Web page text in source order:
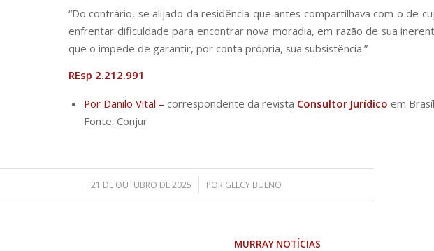
“Do contrário, se alijado da residência que antes compartilhava com o de
enfrentar dificuldade para encontrar nova moradia, em razão de sua
que o impede de garantir, por conta própria, sua subsistência.”
REsp 2.212.991
Por Danilo Vital – correspondente da revista Consultor Jurídico em
Fonte: Conjur
21 DE OUTUBRO DE 2025
/ POR GELCY BUENO
MURRAY NOTÍCIAS